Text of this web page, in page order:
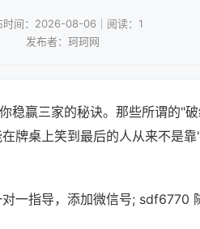
时间：2026-08-06｜阅读：1
发布者：珂珂网
稳赢三家的秘诀。那些所谓的"
牌桌上笑到最后的人从来不是
一指导，添加微信号; sdf6770